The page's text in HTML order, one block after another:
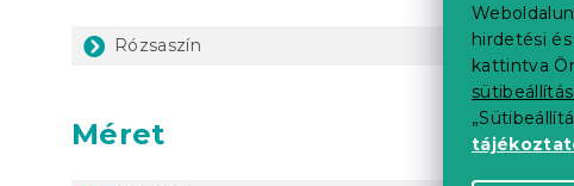
hirdetési
kattintva
Rózsaszín
Méret